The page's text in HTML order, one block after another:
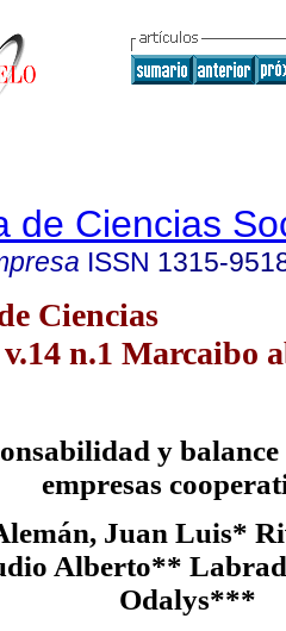
de Ciencias
ISSN 1315-
Ciencias
v.14 n.1 Marcaibo
y balance
empresas
Juan Luis*
Alberto**
Odalys***